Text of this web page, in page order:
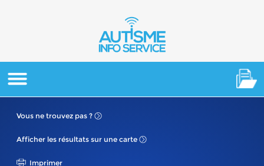
Vous ne trouvez pas ?
Afficher les résultats sur une carte
Imprimer